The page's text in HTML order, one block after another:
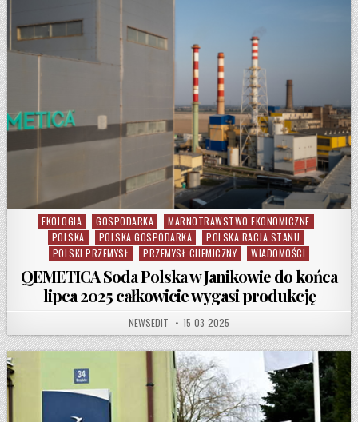
Posted in
EKOLOGIA GOSPODARKA
MARNOTRAWSTWO EKONOMICZNE
POLSKA
POLSKA GOSPODARKA
POLSKA RACJA STANU
POLSKI PRZEMYSŁ
PRZEMYSŁ CHEMICZNY WIADOMOŚCI
QEMETICA Soda Polska w Janikowie do końca
lipca 2025 całkowicie wygasi produkcję
AUTHOR:
NEWSEDIT PUBLISHED DATE:
15-03-2025